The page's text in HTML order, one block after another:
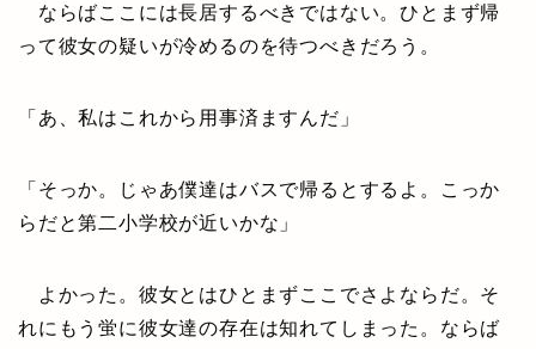
ならばここには長居するべきではない。ひとまず帰
って彼女の疑いが冷めるのを待つべきだろう。
「あ、私はこれから用事済ますんだ」
「そっか。じゃあ僕達はバスで帰るとするよ。こっか
らだと第二小学校が近いかな」
よかった。彼女とはひとまずここでさよならだ。そ
れにもう蛍に彼女達の存在は知れてしまった。ならば